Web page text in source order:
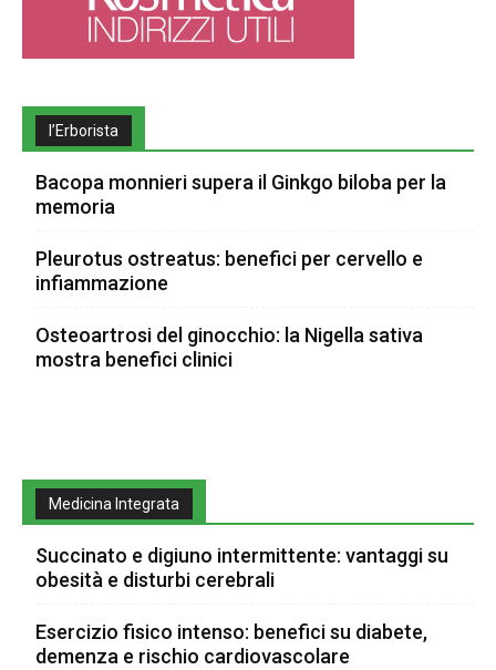
l’Erborista
Bacopa monnieri supera il Ginkgo biloba per la
memoria
Pleurotus ostreatus: benefici per cervello e
infiammazione
Osteoartrosi del ginocchio: la Nigella sativa
mostra benefici clinici
Medicina Integrata
Succinato e digiuno intermittente: vantaggi su
obesità e disturbi cerebrali
Esercizio fisico intenso: benefici su diabete,
demenza e rischio cardiovascolare